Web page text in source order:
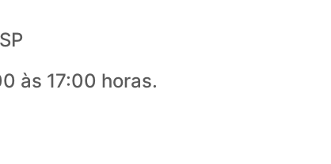
às 17:00 horas.